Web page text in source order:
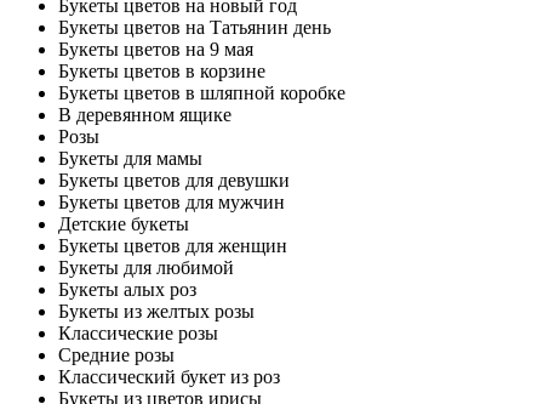
Букеты цветов на новый год
Букеты цветов на Татьянин день
Букеты цветов на 9 мая
Букеты цветов в корзине
Букеты цветов в шляпной коробке
В деревянном ящике
Розы
Букеты для мамы
Букеты цветов для девушки
Букеты цветов для мужчин
Детские букеты
Букеты цветов для женщин
Букеты для любимой
Букеты алых роз
Букеты из желтых розы
Классические розы
Средние розы
Классический букет из роз
Букеты из цветов ирисы